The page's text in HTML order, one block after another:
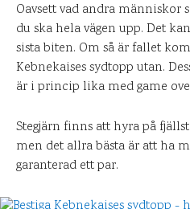
Oavsett vad andra människor
du ska hela vägen upp. Det
sista biten. Om så är fallet
Kebnekaises sydtopp utan.
är i princip lika med game
Stegjärn finns att hyra på
men det allra bästa är att ha
garanterad ett par.